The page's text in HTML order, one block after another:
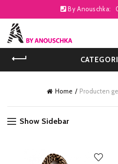
By Anouschka:
Home Producten
Show Sidebar